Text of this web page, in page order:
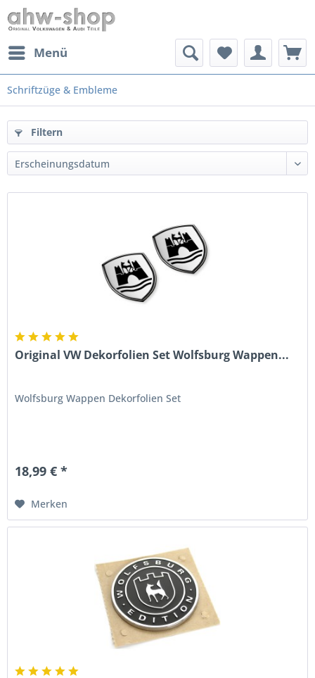
Menü
Schriftzüge & Embleme
Filtern
Original VW Dekorfolien Set Wolfsburg Wappen...
Wolfsburg Wappen Dekorfolien Set
18,99 € *
Merken